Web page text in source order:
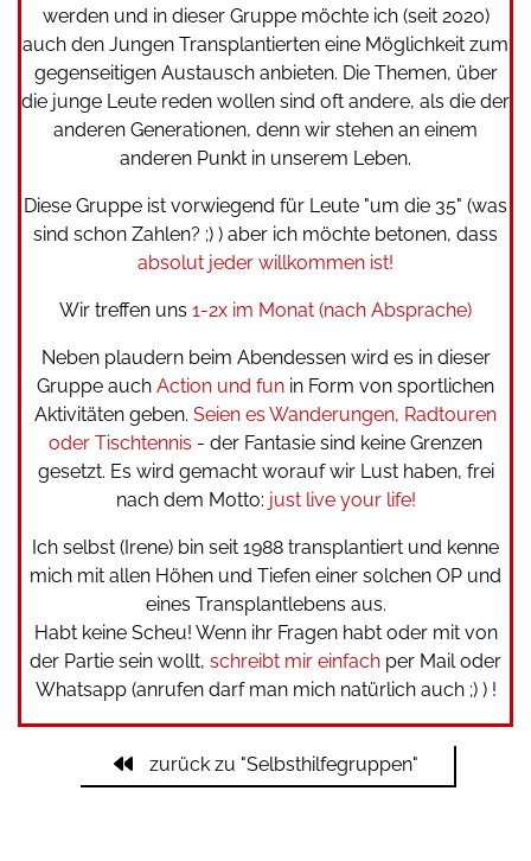
werden und in dieser Gruppe möchte ich (seit 2020)
auch den Jungen Transplantierten eine Möglichkeit zum
gegenseitigen Austausch anbieten. Die Themen, über
die junge Leute reden wollen sind oft andere, als die der
anderen Generationen, denn wir stehen an einem
anderen Punkt in unserem Leben.
Diese Gruppe ist vorwiegend für Leute "um die 35" (was
sind schon Zahlen? ;) ) aber ich möchte betonen, dass
absolut jeder willkommen ist!
Wir treffen uns 1-2x im Monat (nach Absprache)
Neben plaudern beim Abendessen wird es in dieser
Gruppe auch Action und fun in Form von sportlichen
Aktivitäten geben. Seien es Wanderungen, Radtouren
oder Tischtennis - der Fantasie sind keine Grenzen
gesetzt. Es wird gemacht worauf wir Lust haben, frei
nach dem Motto: just live your life!
Ich selbst (Irene) bin seit 1988 transplantiert und kenne
mich mit allen Höhen und Tiefen einer solchen OP und
eines Transplantlebens aus.
Habt keine Scheu! Wenn ihr Fragen habt oder mit von
der Partie sein wollt, schreibt mir einfach per Mail oder
Whatsapp (anrufen darf man mich natürlich auch ;) ) !
zurück zu "Selbsthilfegruppen"